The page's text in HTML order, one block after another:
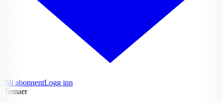
Bli abonnentLogg inn
Temaer